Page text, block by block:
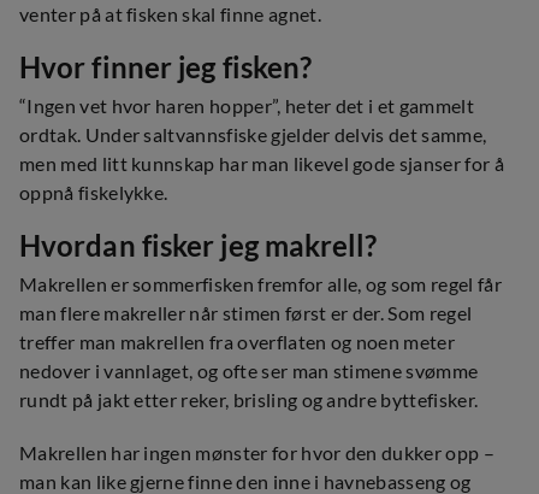
venter på at fisken skal finne agnet.
Hvor finner jeg fisken?
“Ingen vet hvor haren hopper”, heter det i et gammelt
ordtak. Under saltvannsfiske gjelder delvis det samme,
men med litt kunnskap har man likevel gode sjanser for å
oppnå fiskelykke.
Hvordan fisker jeg makrell?
Makrellen er sommerfisken fremfor alle, og som regel får
man flere makreller når stimen først er der. Som regel
treffer man makrellen fra overflaten og noen meter
nedover i vannlaget, og ofte ser man stimene svømme
rundt på jakt etter reker, brisling og andre byttefisker.
Makrellen har ingen mønster for hvor den dukker opp –
man kan like gjerne finne den inne i havnebasseng og